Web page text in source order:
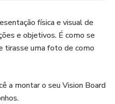
física e visual de
e objetivos. É como se
tirasse uma foto de como
a montar o seu Vision Board